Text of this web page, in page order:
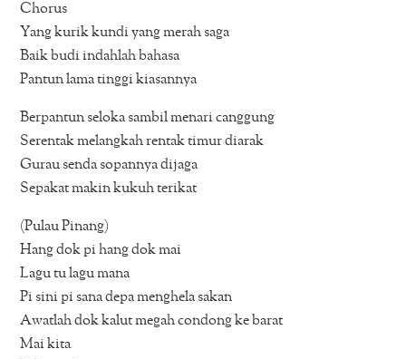
Chorus
Yang kurik kundi yang merah saga
Baik budi indahlah bahasa
Pantun lama tinggi kiasannya
Berpantun seloka sambil menari canggung
Serentak melangkah rentak timur diarak
Gurau senda sopannya dijaga
Sepakat makin kukuh terikat
(Pulau Pinang)
Hang dok pi hang dok mai
Lagu tu lagu mana
Pi sini pi sana depa menghela sakan
Awatlah dok kalut megah condong ke barat
Mai kita